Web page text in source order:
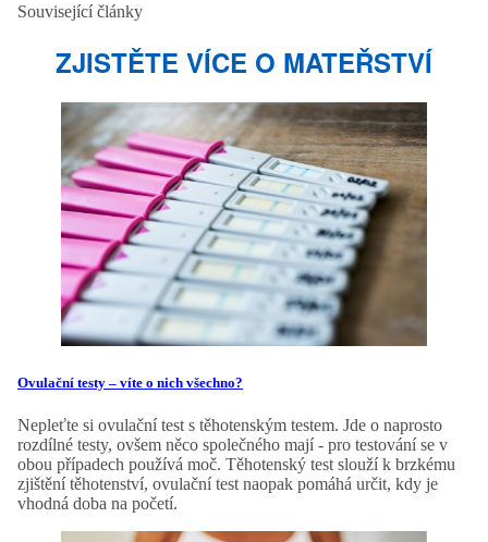
Související články
ZJISTĚTE VÍCE O MATEŘSTVÍ
Ovulační testy – víte o nich všechno?
Nepleťte si ovulační test s těhotenským testem. Jde o naprosto
rozdílné testy, ovšem něco společného mají - pro testování se v
obou případech používá moč. Těhotenský test slouží k brzkému
zjištění těhotenství, ovulační test naopak pomáhá určit, kdy je
vhodná doba na početí.